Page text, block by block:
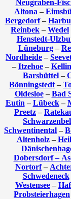
Neugraben-
Altona –
Bergedorf–
Reinbek – Wedel
Henstedt-
Lüneburg –
Nordheide –
– Itzehoe –
Barsbüttel–
Bönningstedt –
Oldesloe– Bad
Eutin – Lübeck–
Preetz –
Schwentinental –
Altenholz–
Dobersdorf –
Nortorf–
Schwedeneck
Westensee–
Probsteierhagen